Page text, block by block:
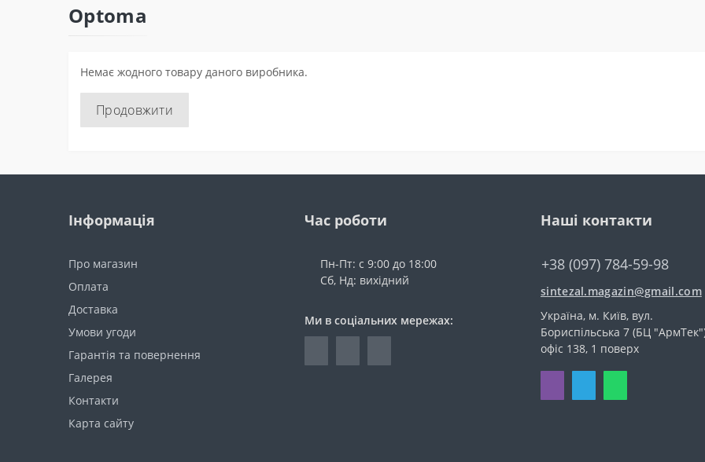
Optoma
Немає жодного товару даного виробника.
Продовжити
Інформація
Про магазин
Оплата
Доставка
Умови угоди
Гарантія та повернення
Галерея
Контакти
Карта сайту
Час роботи
Пн-Пт: с 9:00 до 18:00
Сб, Нд: вихідний
Ми в соціальних мережах:
Наші контакти
+38 (097) 784-59-98
sintezal.magazin@gmail.com
Україна, м. Київ, вул.
Бориспільська 7 (БЦ
офіс 138, 1 поверх